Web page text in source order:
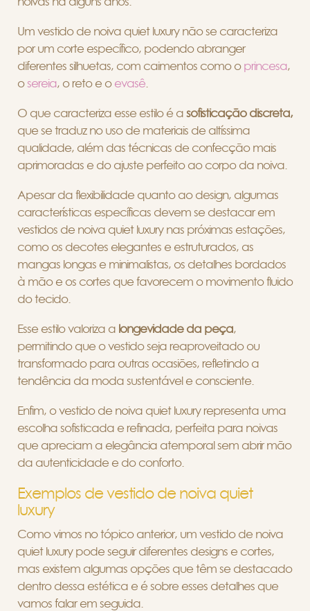
Um vestido de noiva quiet luxury não se caracteriza
por um corte específico, podendo abranger
diferentes silhuetas, com caimentos como o princesa,
osereia, o reto e o evasê.
O que caracteriza esse estilo é a sofisticação discreta,
que se traduz no uso de materiais de altíssima
qualidade, além das técnicas de confecção mais
aprimoradas e do ajuste perfeito ao corpo da noiva.
Apesar da flexibilidade quanto ao design, algumas
características específicas devem se destacar em
vestidos de noiva quiet luxury nas próximas estações,
como os decotes elegantes e estruturados, as
mangas longas e minimalistas, os detalhes bordados
à mão e os cortes que favorecem o movimento fluido
do tecido.
Esse estilo valoriza a longevidade da peça,
permitindo que o vestido seja reaproveitado ou
transformado para outras ocasiões, refletindo a
tendência da moda sustentável e consciente.
Enfim, o vestido de noiva quiet luxury representa uma
escolha sofisticada e refinada, perfeita para noivas
que apreciam a elegância atemporal sem abrir mão
da autenticidade e do conforto.
Exemplos de vestido de noiva quiet
luxury
Como vimos no tópico anterior, um vestido de noiva
quiet luxury pode seguir diferentes designs e cortes,
mas existem algumas opções que têm se destacado
dentro dessa estética e é sobre esses detalhes que
vamos falar em seguida.